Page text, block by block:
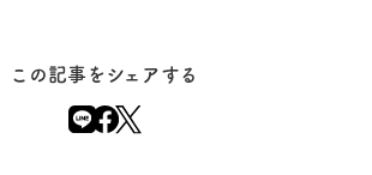
この記事をシェアする